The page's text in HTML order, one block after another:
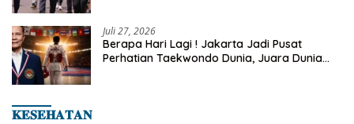
Juli 27, 2026
Berapa Hari Lagi ! Jakarta Jadi Pusat
Perhatian Taekwondo Dunia, Juara Dunia
𝐊𝐄𝐒𝐄𝐇𝐀𝐓𝐀𝐍